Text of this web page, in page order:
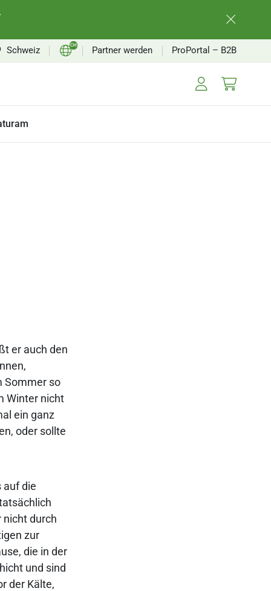
Schweiz CH Partner werden ProPortal – B2B
er auch den
Sommer so
Winter nicht
ein ganz
oder sollte
auf die
nicht durch
zur
die in der
und sind
der Kälte,